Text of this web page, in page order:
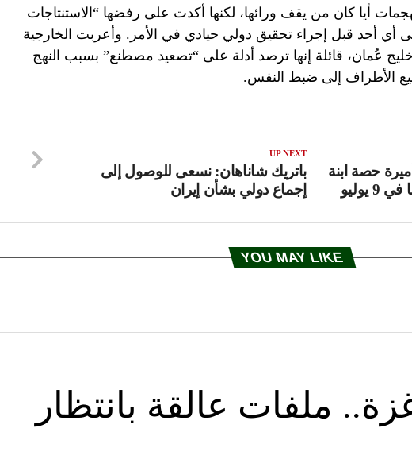
أيا كان من يقف ورائها، لكنها أكدت على رفضها “الاستنتاجات
أي أحد قبل إجراء تحقيق دولي حيادي في الأمر. وأعربت الخارجية
عُمان، قائلة إنها ترصد أدلة على “تصعيد مصطنع” بسبب النهج
الأطراف إلى ضبط النفس.
UP NEXT
باتريك شاناهان: نسعى للوصول إلى
إجماع دولي بشأن إيران
حصة ابنة
YOU MAY LIKE
ملفات عالقة بانتظار